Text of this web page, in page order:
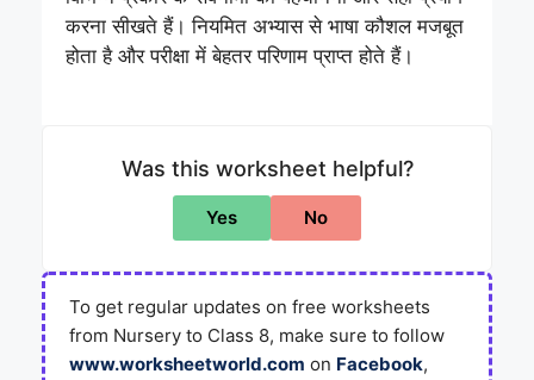
करना सीखते हैं। नियमित अभ्यास से भाषा कौशल मजबूत
होता है और परीक्षा में बेहतर परिणाम प्राप्त होते हैं।
Was this worksheet helpful?
Yes No
To get regular updates on free worksheets
from Nursery to Class 8, make sure to follow
www.worksheetworld.com on Facebook,